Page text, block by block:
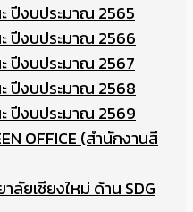
ปีงบประมาณ 2565
ปีงบประมาณ 2566
ปีงบประมาณ 2567
ปีงบประมาณ 2568
ปีงบประมาณ 2569
OFFICE (สำนักงานสี
ลัยเชียงใหม่ ด้าน SDG